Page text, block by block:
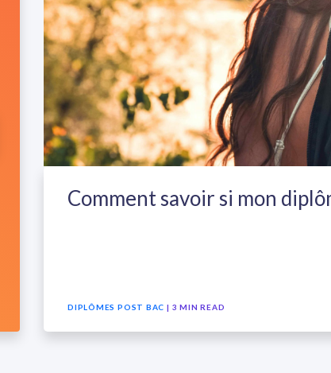
Comment savoir si mon
DIPLÔMES POST BAC | 3 MIN READ